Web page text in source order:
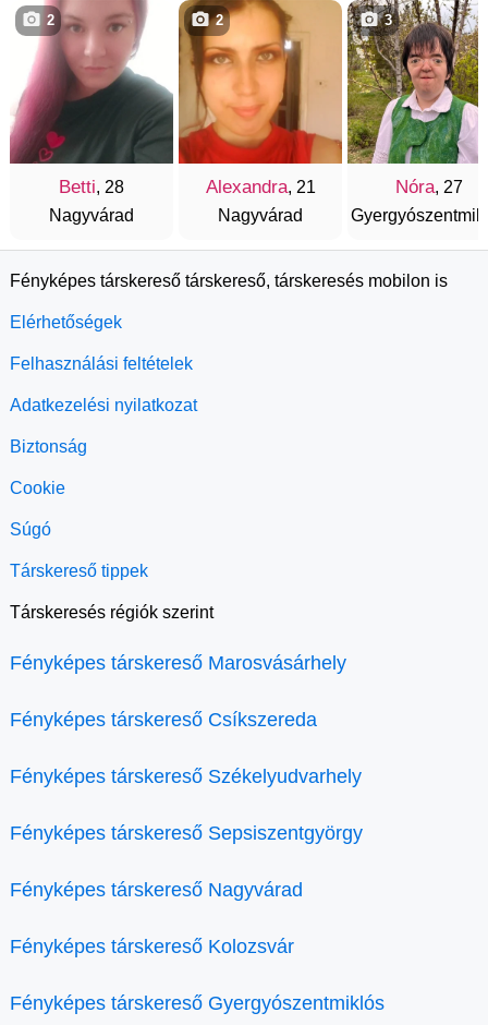
Betti, 28
Nagyvárad
2
Alexandra, 21
Nagyvárad
2
Nóra, 27
3
Fényképes társkereső társkereső, társkeresés mobilon is
Elérhetőségek
Felhasználási feltételek
Adatkezelési nyilatkozat
Biztonság
Cookie
Súgó
Társkereső tippek
Társkeresés régiók szerint
Fényképes társkereső Marosvásárhely
Fényképes társkereső Csíkszereda
Fényképes társkereső Székelyudvarhely
Fényképes társkereső Sepsiszentgyörgy
Fényképes társkereső Nagyvárad
Fényképes társkereső Kolozsvár
Fényképes társkereső Gyergyószentmiklós